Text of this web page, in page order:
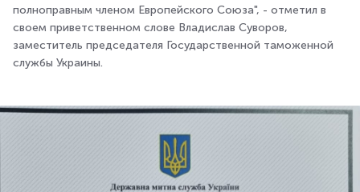
полноправным членом Европейского Союза", - отметил в
своем приветственном слове Владислав Суворов,
заместитель председателя Государственной таможенной
службы Украины.